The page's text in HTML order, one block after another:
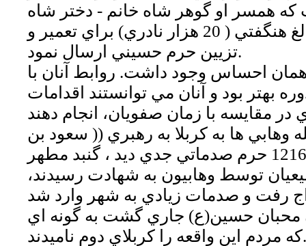
همسر او گوهر شاه خانم - دختر شاه
سلطان حسين - مبالغ هنگفتي ( 20 هزار نادري) براي تعمير و
تزيين حرم حسيني ارسال نمود.
همان احساس وجود داشت. روابط آنان با
بهتر بود و آنان مي توانستند اقدامات
وهابي ها به كربلا به رهبري (( سعود بن
عبدالعزيز)) در سال 1216 حرم صدماتي جدي ديد ، گنبد مطهر
توسط وهابيون به شهادت رسيدند،
رفت و صدمات زيادي به شهر وارد شد
محبان حسين(ع) جاري گشت به گونه اي
كه مردم اين واقعه را كربلاي دوم ناميدند.